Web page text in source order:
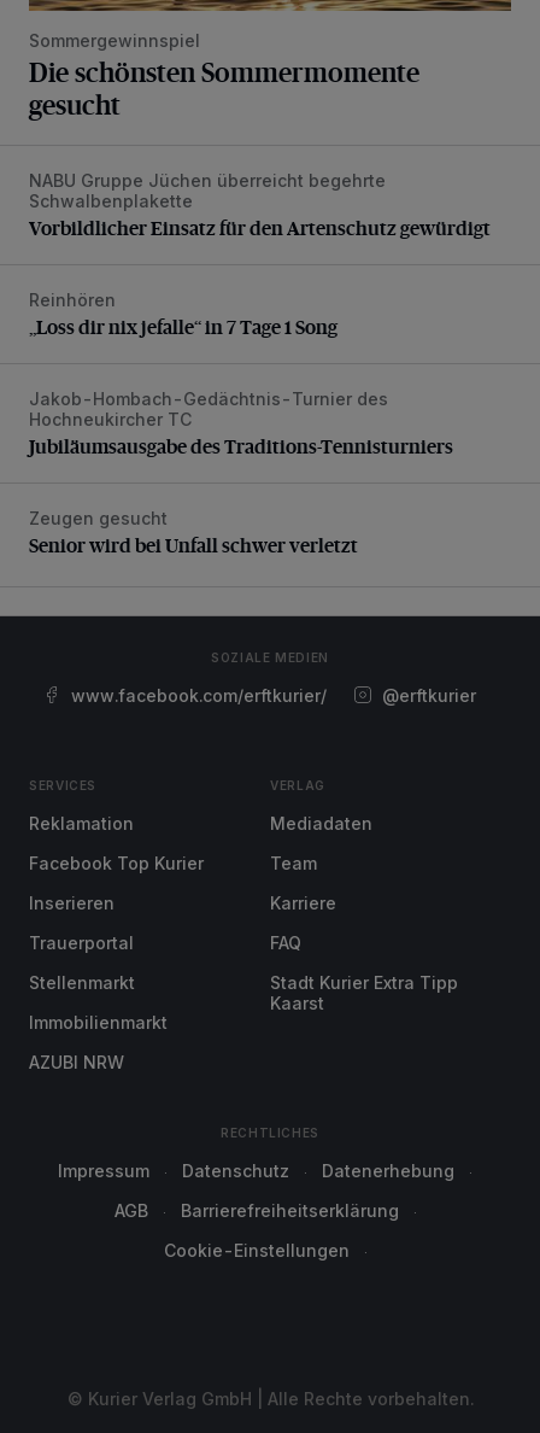
Sommergewinnspiel
Die schönsten Sommermomente
gesucht
Vorbildlicher Einsatz für den Artenschutz gewürdigt
NABU Gruppe Jüchen überreicht begehrte
Schwalbenplakette
Vorbildlicher Einsatz für den Artenschutz gewürdigt
„Loss dir nix jefalle“ in 7 Tage 1 Song
Reinhören
„Loss dir nix jefalle“ in 7 Tage 1 Song
Jubiläumsausgabe des Traditions-Tennisturniers
Jakob-Hombach-Gedächtnis-Turnier des
Hochneukircher TC
Jubiläumsausgabe des Traditions-Tennisturniers
Senior wird bei Unfall schwer verletzt
Zeugen gesucht
Senior wird bei Unfall schwer verletzt
SOZIALE MEDIEN
www.facebook.com/erftkurier/ @erftkurier
SERVICES
Reklamation
Facebook Top Kurier
Inserieren
Trauerportal
Stellenmarkt
Immobilienmarkt
AZUBI NRW
VERLAG
Mediadaten
Team
Karriere
FAQ
Stadt Kurier Extra Tipp
Kaarst
RECHTLICHES
Impressum Datenschutz
Datenerhebung
AGB
Barrierefreiheitserklärung
Cookie-Einstellungen
© Kurier Verlag GmbH | Alle Rechte vorbehalten.